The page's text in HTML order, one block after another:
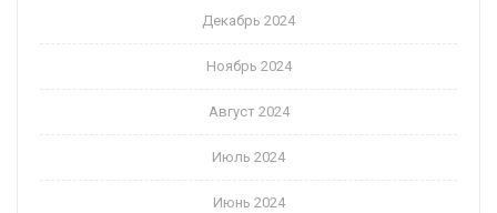
Декабрь 2024
Ноябрь 2024
Август 2024
Июль 2024
Июнь 2024